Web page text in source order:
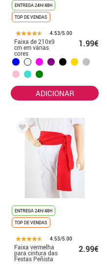
ENTREGA 24H/48H
TOP DE VENDAS
4.53/5.00
Faixa de 210x9
cm em várias
cores
1.99€
ADICIONAR
ENTREGA 24H/48H
TOP DE VENDAS
4.53/5.00
Faixa vermelha
para cintura das
Festas Peñista
2.99€